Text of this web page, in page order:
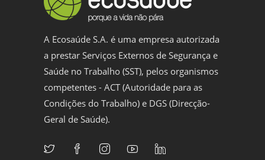
A Ecosaúde S.A. é uma empresa autorizada
a prestar Serviços Externos de Segurança e
Saúde no Trabalho (SST), pelos organismos
competentes - ACT (Autoridade para as
Condições do Trabalho) e DGS (Direcção-
Geral de Saúde).